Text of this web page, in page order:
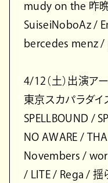
mudy on the 昨
SuiseiNoboAz /
bercedes menz
4/12（土）出演アー
東京スカパラダイ
SPELLBOUND /
NO AWARE /
Novembers /
/ LITE / Rega /